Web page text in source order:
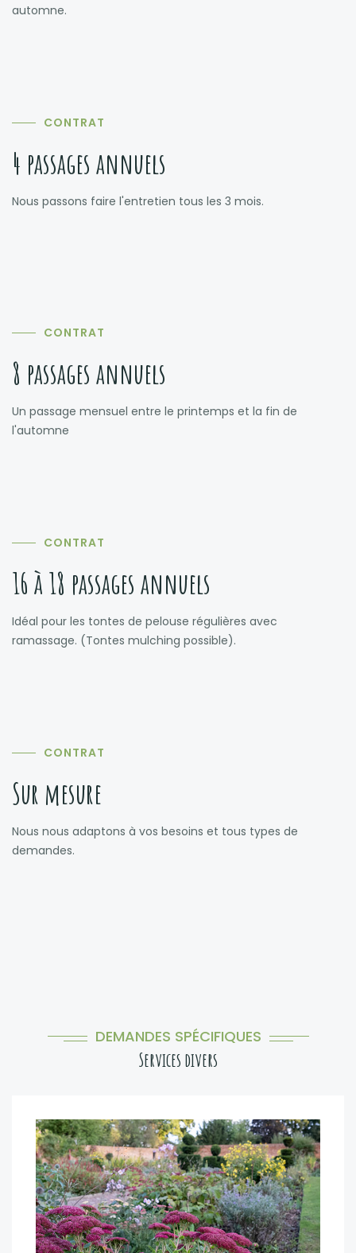
automne.
CONTRAT
4 passages annuels
Nous passons faire l'entretien tous les 3 mois.
CONTRAT
8 passages annuels
Un passage mensuel entre le printemps et la fin de
l'automne
CONTRAT
16 à 18 passages annuels
Idéal pour les tontes de pelouse régulières avec
ramassage. (Tontes mulching possible).
CONTRAT
Sur mesure
Nous nous adaptons à vos besoins et tous types de
demandes.
DEMANDES SPÉCIFIQUES
Services divers